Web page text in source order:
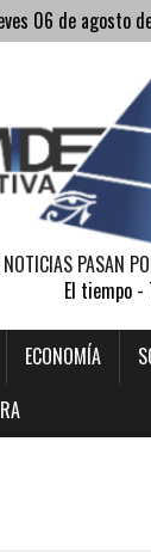
06 de agosto
PASAN
El tiempo -
ECONOMÍA